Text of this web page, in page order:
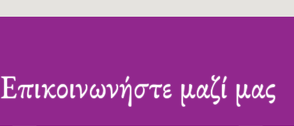
Επικοινωνήστε μαζί μας